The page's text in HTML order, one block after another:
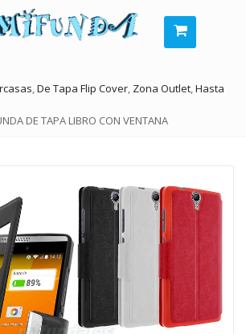
,De Tapa Flip Cover, Zona Outlet,Hasta
DE TAPA LIBRO CON VENTANA